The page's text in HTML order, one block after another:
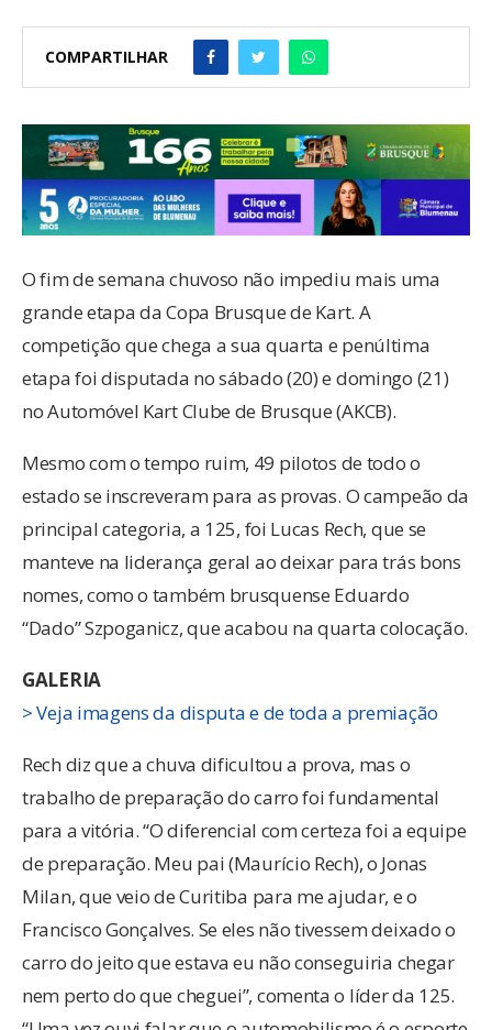
COMPARTILHAR
O fim de semana chuvoso não impediu mais uma
grande etapa da Copa Brusque de Kart. A
competição que chega a sua quarta e penúltima
etapa foi disputada no sábado (20) e domingo (21)
no Automóvel Kart Clube de Brusque (AKCB).
Mesmo com o tempo ruim, 49 pilotos de todo o
estado se inscreveram para as provas. O campeão da
principal categoria, a 125, foi Lucas Rech, que se
manteve na liderança geral ao deixar para trás bons
nomes, como o também brusquense Eduardo
“Dado” Szpoganicz, que acabou na quarta colocação.
GALERIA
> Veja imagens da disputa e de toda a premiação
Rech diz que a chuva dificultou a prova, mas o
trabalho de preparação do carro foi fundamental
para a vitória. “O diferencial com certeza foi a equipe
de preparação. Meu pai (Maurício Rech), o Jonas
Milan, que veio de Curitiba para me ajudar, e o
Francisco Gonçalves. Se eles não tivessem deixado o
carro do jeito que estava eu não conseguiria chegar
nem perto do que cheguei”, comenta o líder da 125.